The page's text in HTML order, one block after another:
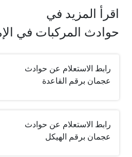
اقرأ المزيد في
حوادث المركبات في
رابط الاستعلام عن حوادث
عجمان برقم القاعدة
رابط الاستعلام عن حوادث
عجمان برقم الهيكل